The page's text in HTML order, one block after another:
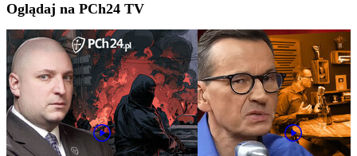
Oglądaj na PCh24 TV